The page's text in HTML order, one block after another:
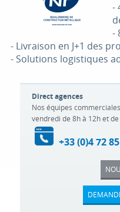
-
-
- Livraison en J+1 des
- Solutions logistiques
Direct agences
Nos équipes
vendredi de 8h à 12h et
+33 (0)4 72